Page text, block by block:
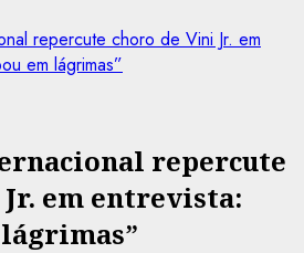
repercute choro de Vini Jr. em
em lágrimas”
repercute
em entrevista:
lágrimas”